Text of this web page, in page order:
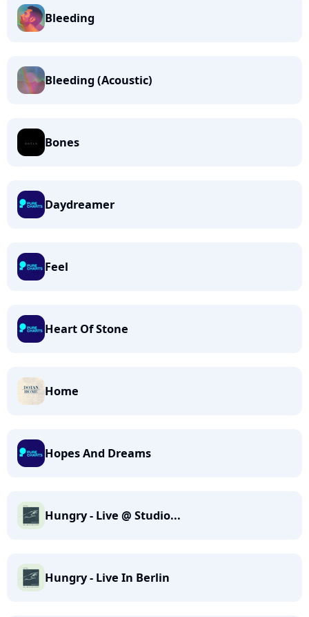
Bleeding
Bleeding (Acoustic)
Bones
Daydreamer
Feel
Heart Of Stone
Home
Hopes And Dreams
Hungry - Live @ Studio...
Hungry - Live In Berlin